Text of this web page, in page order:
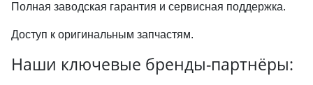
Полная заводская гарантия и сервисная поддержка.
Доступ к оригинальным запчастям.
Наши ключевые бренды-партнёры: